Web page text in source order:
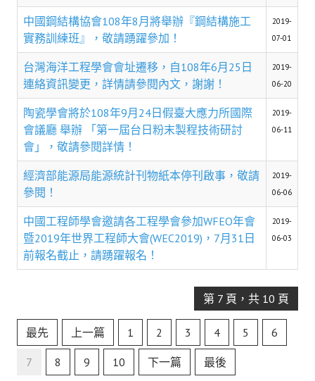
論文評選辦法
學生獎勵金申請辦法
盧善棟獎學金評選辦法
鑛冶期刊徵稿
鑛冶論文獎初選作業細則
鑛冶論文獎複審作業細則
獎章委員會簡則
傑出服務貢獻獎設置辦法
場地租借管理辦法
追憶盧善棟前理事長
學會獎項
中國鋼結構協會108年8月將舉辦『鋼結構施工
實務訓練班』，敬請踴躍參加！
2019-
07-01
台灣海洋工程學會會址遷移，自108年6月25日
連絡資訊變更，詳情請參閱內文，謝謝！
2019-
06-20
陶瓷學會將於108年9月24日假臺大應力所國際
會議廳 舉辦 「第一屆台日粉末製程技術研討
會」，敬請參閱詳情！
2019-
06-11
經濟部能源局能源統計刊物紙本停刊啟事，敬請
參閱！
2019-
06-06
中國工程師學會邀請各工程學會參加WFEO年會
暨2019年世界工程師大會(WEC2019)，7月31日
前報名截止，請踴躍報名！
2019-
06-03
第 7 頁，共 10 頁
最先 上一篇 1 2 3 4 5 6
7 8 9 10 下一篇 最後